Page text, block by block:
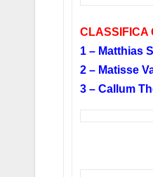
CLASSIFICA
1 – Matthias
2 – Matisse
3 – Callum